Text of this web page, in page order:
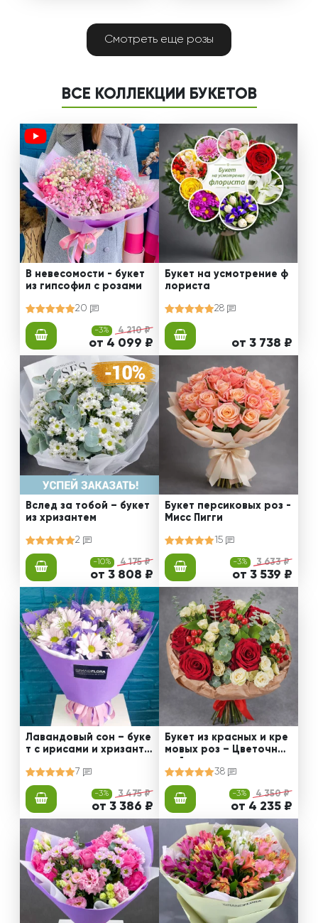
Смотреть еще розы
ВСЕ КОЛЛЕКЦИИ БУКЕТОВ
В невесомости - букет
из гипсофил с розами
20
-3% 4 210 ₽
от 4 099 ₽
Букет на усмотрение ф
лориста
28
от 3 738 ₽
Вслед за тобой – букет
из хризантем
2
-10% 4 175 ₽
от 3 808 ₽
Букет персиковых роз -
Мисс Пигги
15
-3% 3 633 ₽
от 3 539 ₽
Лавандовый сон – буке
т с ирисами и хризанте
7
-3% 3 475 ₽
от 3 386 ₽
Букет из красных и кре
мовых роз – Цветочный
38
-3% 4 350 ₽
от 4 235 ₽